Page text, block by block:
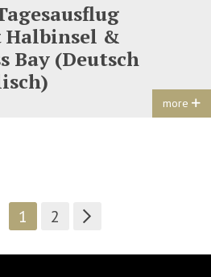
Halbinsel &
Bay (Deutsch
more
1 2